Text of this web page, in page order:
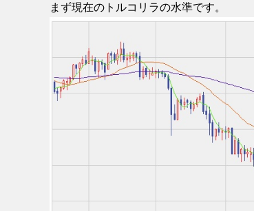
まず現在のトルコリラの水準です。